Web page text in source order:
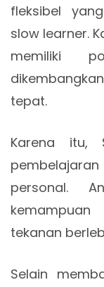
fleksibel
slow learner.
memiliki
tepat.
Karena itu,
personal.
tekanan
Selain